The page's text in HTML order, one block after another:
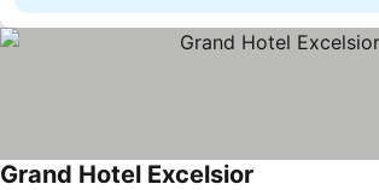
Grand Hotel Excelsior